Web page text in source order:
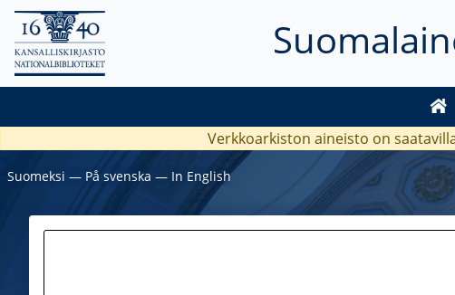
Verkkoarkiston aineisto on
Suomeksi ― På svenska ― In English